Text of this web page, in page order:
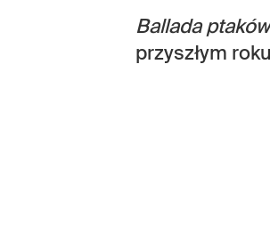
Ballada
przyszłym